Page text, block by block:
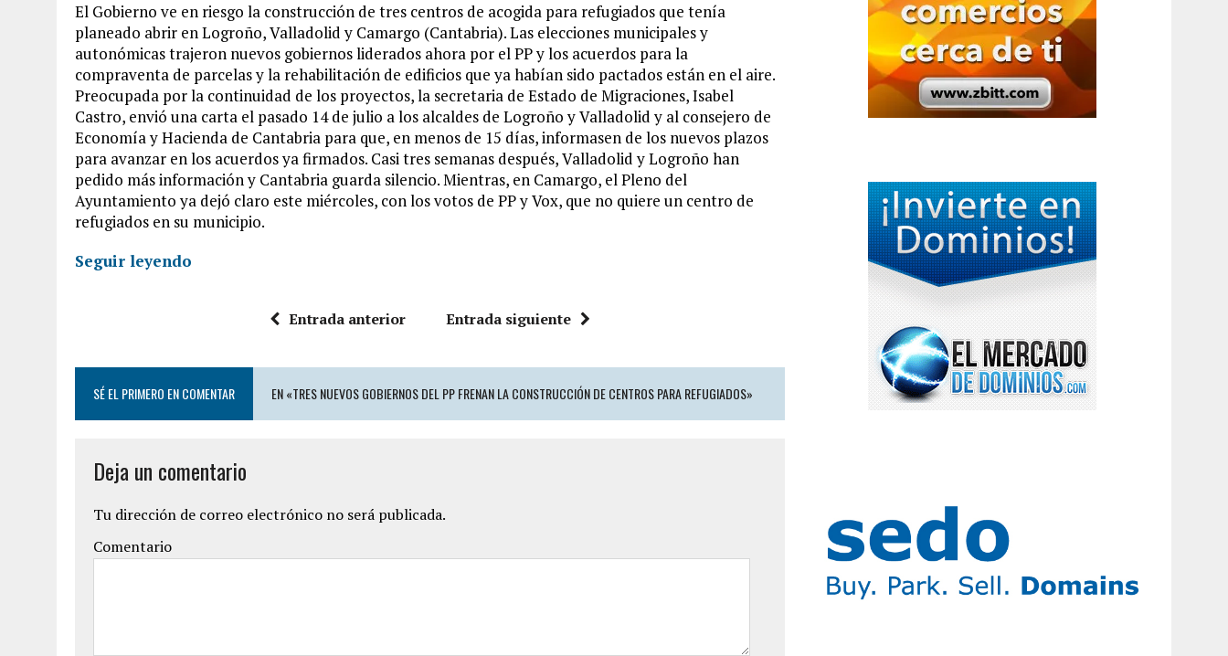
El Gobierno ve en riesgo la construcción de tres centros de acogida para refugiados que tenía
planeado abrir en Logroño, Valladolid y Camargo (Cantabria). Las elecciones municipales y
autonómicas trajeron nuevos gobiernos liderados ahora por el PP y los acuerdos para la
compraventa de parcelas y la rehabilitación de edificios que ya habían sido pactados están en el aire.
Preocupada por la continuidad de los proyectos, la secretaria de Estado de Migraciones, Isabel
Castro, envió una carta el pasado 14 de julio a los alcaldes de Logroño y Valladolid y al consejero de
Economía y Hacienda de Cantabria para que, en menos de 15 días, informasen de los nuevos plazos
para avanzar en los acuerdos ya firmados. Casi tres semanas después, Valladolid y Logroño han
pedido más información y Cantabria guarda silencio. Mientras, en Camargo, el Pleno del
Ayuntamiento ya dejó claro este miércoles, con los votos de PP y Vox, que no quiere un centro de
refugiados en su municipio.
Seguir leyendo
Entrada anterior Entrada siguiente
SÉ EL PRIMERO EN COMENTAR EN «TRES NUEVOS GOBIERNOS DEL PP FRENAN LA CONSTRUCCIÓN DE CENTROS PARA REFUGIADOS»
Deja un comentario
Tu dirección de correo electrónico no será publicada.
Comentario